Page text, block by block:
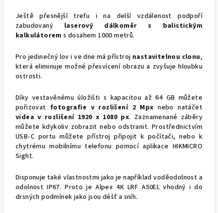
Ještě přesnější trefu i na delší vzdálenost podpoří
zabudovaný laserový dálkoměr s balistickým
kalkulátorem s dosahem 1000 metrů.
Pro jedinečný lov i ve dne má přístroj nastavitelnou clonu,
která eliminuje možné přesvícení obrazu a zvyšuje hloubku
ostrosti.
Díky vestavěnému úložišti s kapacitou až 64 GB můžete
pořizovat fotografie v rozlišení 2 Mpx nebo natáčet
videa v rozlišení 1920 x 1080 px. Zaznamenané záběry
můžete kdykoliv zobrazit nebo odstranit. Prostřednictvím
USB-C portu můžete přístroj připojit k počítači, nebo k
chytrému mobilnímu telefonu pomocí aplikace HIKMICRO
Sight.
Disponuje také vlastnostmi jako je například voděodolnost a
odolnost IP67. Proto je Alpex 4K LRF A50EL vhodný i do
drsných podmínek jako jsou déšť a sníh.